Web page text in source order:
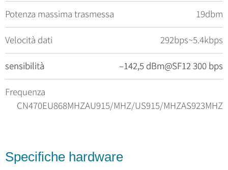
Potenza massima trasmessa
19dbm
Velocità dati 292bps~5.4kbps
sensibilità –142,5 dBm@SF12 300 bps
sensibilità –142,5 dBm@SF12 300 bps
Frequenza
CN470EU868MHZAU915/MHZ/US915/MHZAS923MHZ
Specifiche hardware